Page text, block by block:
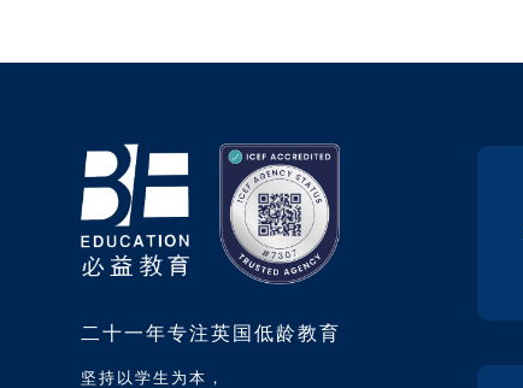
二十一年专注英国低龄教育
坚持以学生为本，